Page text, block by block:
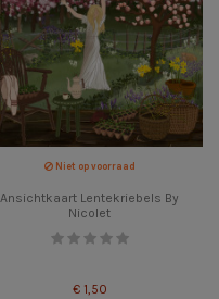
Niet op voorraad
Ansichtkaart Lentekriebels By
Nicolet
€ 1,50